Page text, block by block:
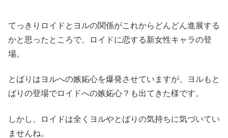
てっきりロイドとヨルの関係がこれからどんどん進展する
かと思ったところで、ロイドに恋する新女性キャラの登
場。
とばりはヨルへの嫉妬心を爆発させていますが、ヨルもと
ばりの登場でロイドへの嫉妬心？も出てきた様です。
しかし、ロイドは全くヨルやとばりの気持ちに気づいてい
ませんね。